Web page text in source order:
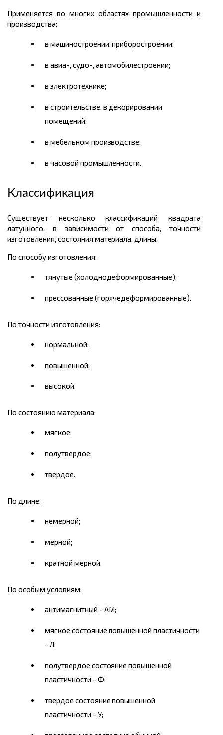
Применяется во многих областях промышленности и
производства:
в машиностроении, приборостроении;
в авиа-, судо-, автомобилестроении;
в электротехнике;
в строительстве, в декорировании
помещений;
в мебельном производстве;
в часовой промышленности.
Классификация
Существует несколько классификаций квадрата
латунного, в зависимости от способа, точности
изготовления, состояния материала, длины.
По способу изготовления:
тянутые (холоднодеформированные);
прессованные (горячедеформированные).
По точности изготовления:
нормальной;
повышенной;
высокой.
По состоянию материала:
мягкое;
полутвердое;
твердое.
По длине:
немерной;
мерной;
кратной мерной.
По особым условиям:
антимагнитный - AM;
мягкое состояние повышенной пластичности
- Л;
полутвердое состояние повышенной
пластичности - Ф;
твердое состояние повышенной
пластичности - У;